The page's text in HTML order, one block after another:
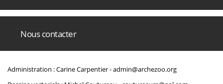
Nous contacter
Administration : Carine Carpentier -admin@archezoo.org